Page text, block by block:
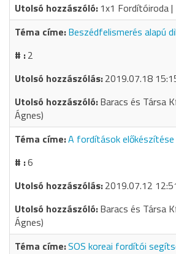
1x1 Fordítóiroda
Beszédfelismerés alapú
2
2019.07.18
Baracs és Társa
Ágnes)
A fordítások
6
2019.07.12
Baracs és Társa
Ágnes)
SOS koreai fordítói